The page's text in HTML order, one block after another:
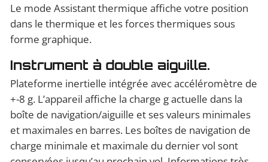
Le mode Assistant thermique affiche votre position
dans le thermique et les forces thermiques sous
forme graphique.
Instrument à double aiguille.
Plateforme inertielle intégrée avec accéléromètre de
+-8 g. L’appareil affiche la charge g actuelle dans la
boîte de navigation/aiguille et ses valeurs minimales
et maximales en barres. Les boîtes de navigation de
charge minimale et maximale du dernier vol sont